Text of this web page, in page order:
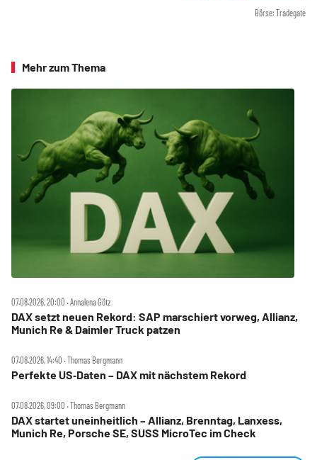
Börse: Tradegate
Mehr zum Thema
07.08.2026, 20:00 ‧ Annalena Götz
DAX setzt neuen Rekord: SAP marschiert vorweg, Allianz,
Munich Re & Daimler Truck patzen
07.08.2026, 14:40 ‧ Thomas Bergmann
Perfekte US‑Daten – DAX mit nächstem Rekord
07.08.2026, 09:00 ‧ Thomas Bergmann
DAX startet uneinheitlich – Allianz, Brenntag, Lanxess,
Munich Re, Porsche SE, SUSS MicroTec im Check